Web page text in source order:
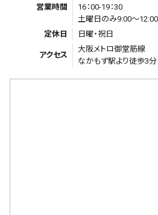
営業時間
16：00-19：30
土曜日のみ9:00〜12:00
定休日
日曜・祝日
アクセス
大阪メトロ御堂筋線
なかもず駅より徒歩3分